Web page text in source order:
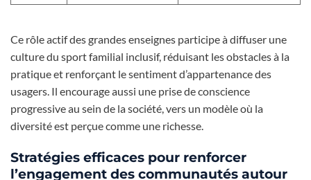
Ce rôle actif des grandes enseignes participe à diffuser une
culture du sport familial inclusif, réduisant les obstacles à la
pratique et renforçant le sentiment d’appartenance des
usagers. Il encourage aussi une prise de conscience
progressive au sein de la société, vers un modèle où la
diversité est perçue comme une richesse.
Stratégies efficaces pour renforcer
l’engagement des communautés autour